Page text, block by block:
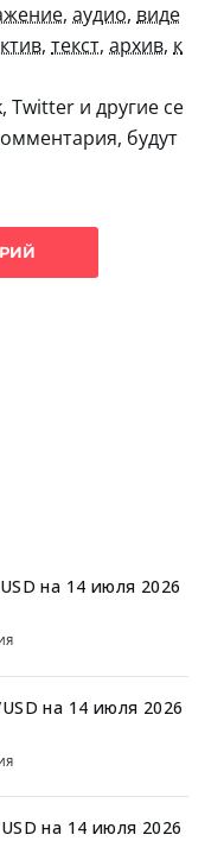
, аудио, виде
, текст, архив, к
Twitter и другие се
будут
на 14 июля 2026
на 14 июля 2026
на 14 июля 2026